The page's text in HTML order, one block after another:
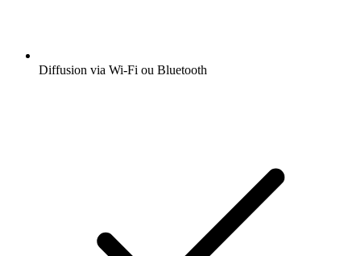
Diffusion via Wi-Fi ou Bluetooth